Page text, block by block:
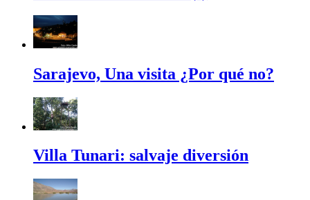
Sarajevo, Una visita ¿Por qué no?
Villa Tunari: salvaje diversión